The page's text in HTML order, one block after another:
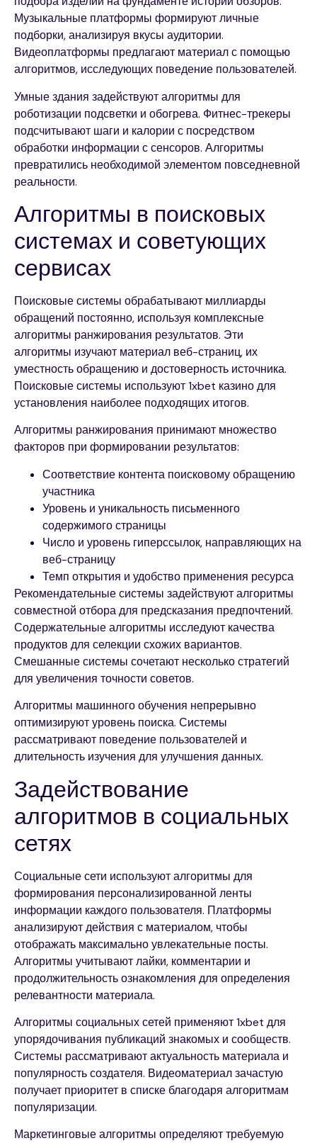
Музыкальные платформы формируют личные
подборки, анализируя вкусы аудитории.
Видеоплатформы предлагают материал с помощью
алгоритмов, исследующих поведение пользователей.
Умные здания задействуют алгоритмы для
роботизации подсветки и обогрева. Фитнес-трекеры
подсчитывают шаги и калории с посредством
обработки информации с сенсоров. Алгоритмы
превратились необходимой элементом повседневной
реальности.
Алгоритмы в поисковых
системах и советующих
сервисах
Поисковые системы обрабатывают миллиарды
обращений постоянно, используя комплексные
алгоритмы ранжирования результатов. Эти
алгоритмы изучают материал веб-страниц, их
уместность обращению и достоверность источника.
Поисковые системы используют 1xbet казино для
установления наиболее подходящих итогов.
Алгоритмы ранжирования принимают множество
факторов при формировании результатов:
Соответствие контента поисковому обращению
участника
Уровень и уникальность письменного
содержимого страницы
Число и уровень гиперссылок, направляющих на
веб-страницу
Темп открытия и удобство применения ресурса
Рекомендательные системы задействуют алгоритмы
совместной отбора для предсказания предпочтений.
Содержательные алгоритмы исследуют качества
продуктов для селекции схожих вариантов.
Смешанные системы сочетают несколько стратегий
для увеличения точности советов.
Алгоритмы машинного обучения непрерывно
оптимизируют уровень поиска. Системы
рассматривают поведение пользователей и
длительность изучения для улучшения данных.
Задействование
алгоритмов в социальных
сетях
Социальные сети используют алгоритмы для
формирования персонализированной ленты
информации каждого пользователя. Платформы
анализируют действия с материалом, чтобы
отображать максимально увлекательные посты.
Алгоритмы учитывают лайки, комментарии и
продолжительность ознакомления для определения
релевантности материала.
Алгоритмы социальных сетей применяют 1xbet для
упорядочивания публикаций знакомых и сообществ.
Системы рассматривают актуальность материала и
популярность создателя. Видеоматериал зачастую
получает приоритет в списке благодаря алгоритмам
популяризации.
Маркетинговые алгоритмы определяют требуемую